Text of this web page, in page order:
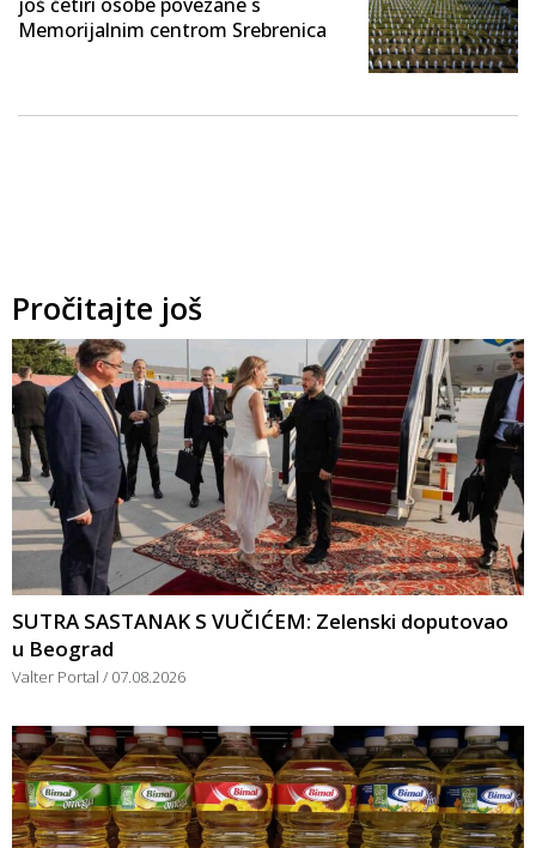
Memorijalnim centrom Srebrenica
Pročitajte još
SUTRA SASTANAK S VUČIĆEM: Zelenski doputovao
u Beograd
Valter Portal 07.08.2026